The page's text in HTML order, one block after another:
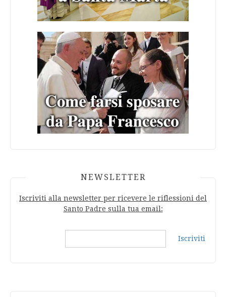
NEWSLETTER
Iscriviti alla newsletter per ricevere le riflessioni del
Santo Padre sulla tua email:
Iscriviti